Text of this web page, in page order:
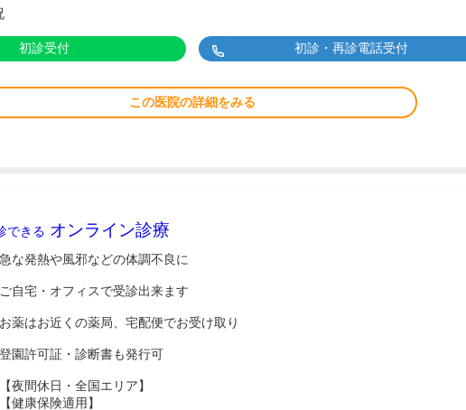
初診受付 初診・再診電話受付
この医院の詳細をみる
できる オンライン診療
急な発熱や風邪などの体調不良に
ご自宅・オフィスで受診出来ます
お薬はお近くの薬局、宅配便でお受け取り
登園許可証・診断書も発行可
【夜間休日・全国エリア】
【健康保険適用】